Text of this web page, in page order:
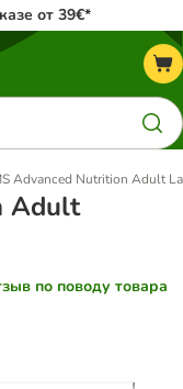
от 39€*
Advanced Nutrition Adult
Adult
по поводу товара